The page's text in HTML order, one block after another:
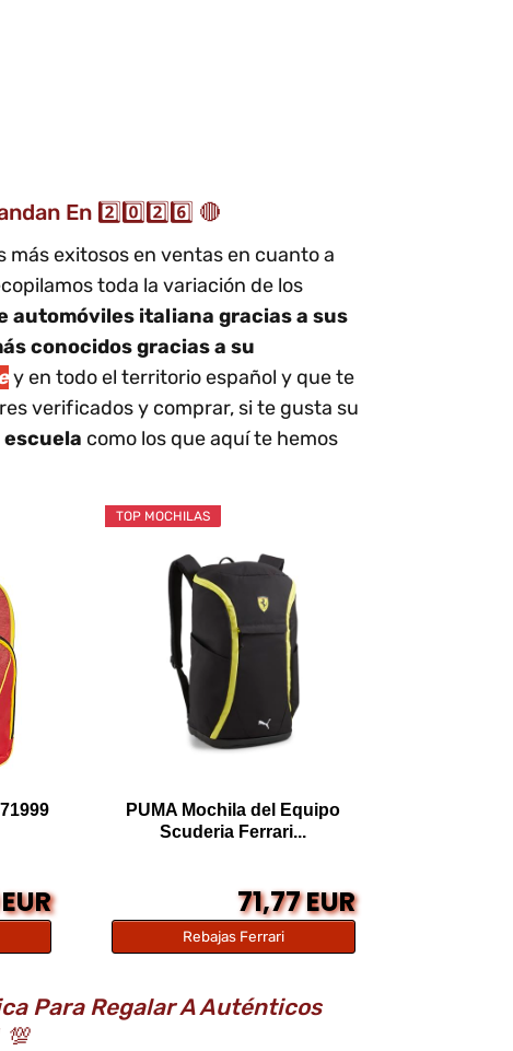
En 2️⃣0️⃣2️⃣6️⃣ 🔴
más exitosos en ventas en cuanto a
toda la variación de los
automóviles italiana gracias a sus
conocidos gracias a su
y en todo el territorio español y que te
verificados y comprar, si te gusta su
escuela como los que aquí te hemos
TOP MOCHILAS
PUMA Mochila del Equipo
Scuderia Ferrari...
71,77 EUR
Rebajas Ferrari
Para Regalar A Auténticos
💯